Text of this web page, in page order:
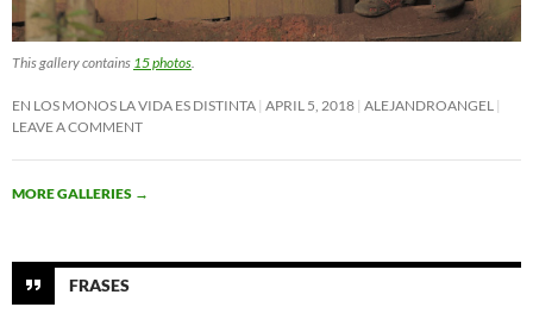
This gallery contains 15 photos
EN LOS MONOS LA VIDA ES DISTINTA APRIL 5, 2018 ALEJANDROANGEL
LEAVE A COMMENT
MORE GALLERIES →
FRASES